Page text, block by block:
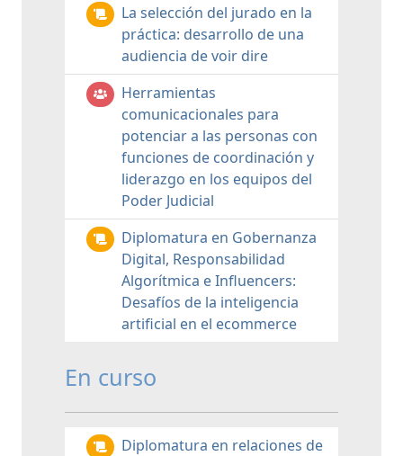
La selección del jurado en la
práctica: desarrollo de una
audiencia de voir dire
Herramientas
comunicacionales para
potenciar a las personas con
funciones de coordinación y
liderazgo en los equipos del
Poder Judicial
Diplomatura en Gobernanza
Digital, Responsabilidad
Algorítmica e Influencers:
Desafíos de la inteligencia
artificial en el ecommerce
En curso
Diplomatura en relaciones de